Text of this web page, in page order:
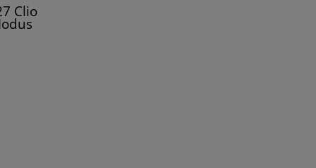
Clio